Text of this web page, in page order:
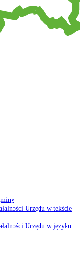
Urzędu w tekście
Urzędu w języku